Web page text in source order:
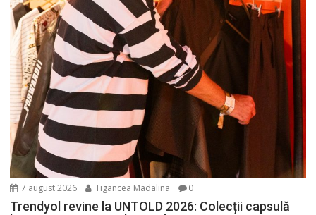
7 august 2026 Tigancea Madalina 0
Trendyol revine la UNTOLD 2026: Colecții capsulă